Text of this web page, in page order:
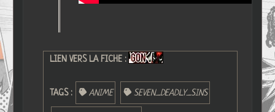
LIEN VERS LA FICHE :
TAGS : ANIME SEVEN_DEADLY_SINS